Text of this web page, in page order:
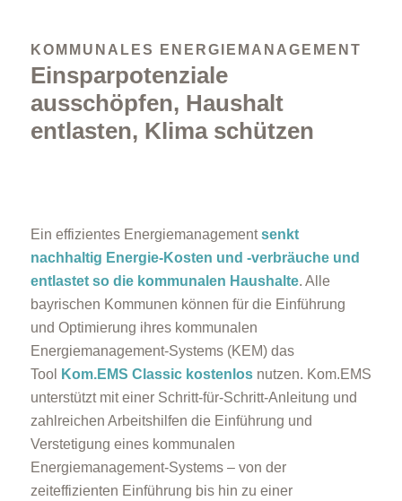
KOMMUNALES ENERGIEMANAGEMENT
Einsparpotenziale
ausschöpfen, Haushalt
entlasten, Klima schützen
Ein effizientes Energiemanagementsenkt
nachhaltig Energie-Kosten und -verbräuche und
entlastet so die kommunalen Haushalte. Alle
bayrischen Kommunen können für die Einführung
und Optimierung ihres kommunalen
Energiemanagement-Systems (KEM) das
Tool
Kom.EMS Classic kostenlosnutzen. Kom.EMS
unterstützt mit einer Schritt-für-Schritt-Anleitung und
zahlreichen Arbeitshilfen die Einführung und
Verstetigung eines kommunalen
Energiemanagement-Systems – von der
zeiteffizienten Einführung bis hin zu einer